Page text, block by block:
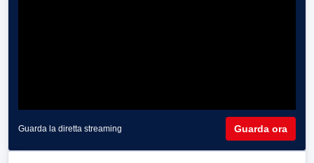
Guarda la diretta streaming Guarda ora